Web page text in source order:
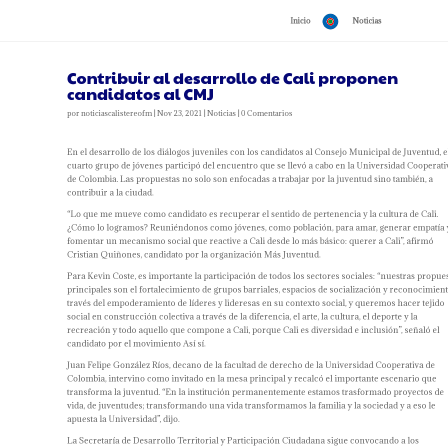
Inicio Noticias
Contribuir al desarrollo de Cali proponen
candidatos al CMJ
pornoticiascalistereofm|Nov 23, 2021 |Noticias |0 Comentarios
En el desarrollo de los diálogos juveniles con los candidatos al Consejo Municipal de Juventud,
cuarto grupo de jóvenes participó del encuentro que se llevó a cabo en la Universidad
de Colombia. Las propuestas no solo son enfocadas a trabajar por la juventud sino también, a
contribuir a la ciudad.
“Lo que me mueve como candidato es recuperar el sentido de pertenencia y la cultura de Cali.
¿Cómo lo logramos? Reuniéndonos como jóvenes, como población, para amar, generar empatía
fomentar un mecanismo social que reactive a Cali desde lo más básico: querer a Cali”, afirmó
Cristian Quiñones, candidato por la organización Más Juventud.
Para Kevin Coste, es importante la participación de todos los sectores sociales: “nuestras
principales son el fortalecimiento de grupos barriales, espacios de socialización y
través del empoderamiento de líderes y lideresas en su contexto social, y queremos hacer tejido
social en construcción colectiva a través de la diferencia, el arte, la cultura, el deporte y la
recreación y todo aquello que compone a Cali, porque Cali es diversidad e inclusión”, señaló el
candidato por el movimiento Así sí.
Juan Felipe González Ríos, decano de la facultad de derecho de la Universidad Cooperativa de
Colombia, intervino como invitado en la mesa principal y recalcó el importante escenario que
transforma la juventud. “En la institución permanentemente estamos trasformado proyectos de
vida, de juventudes; transformando una vida transformamos la familia y la sociedad y a eso le
apuesta la Universidad”, dijo.
La Secretaría de Desarrollo Territorial y Participación Ciudadana sigue convocando a los